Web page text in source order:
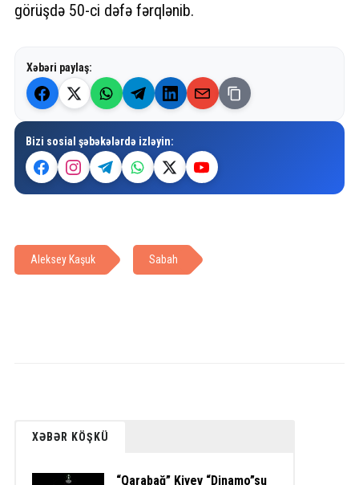
görüşdə 50-ci dəfə fərqlənib.
Xəbəri paylaş:
Bizi sosial şəbəkələrdə izləyin:
Aleksey Kaşuk Sabah
XƏBƏR KÖŞKÜ
“Qarabağ” Kiyev “Dinamo”su